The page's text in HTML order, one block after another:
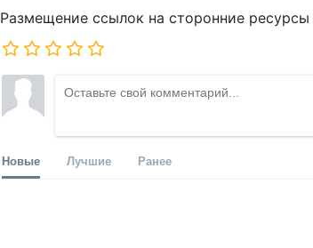
Размещение ссылок на сторонние ресурсы
Новые Лучшие Ранее